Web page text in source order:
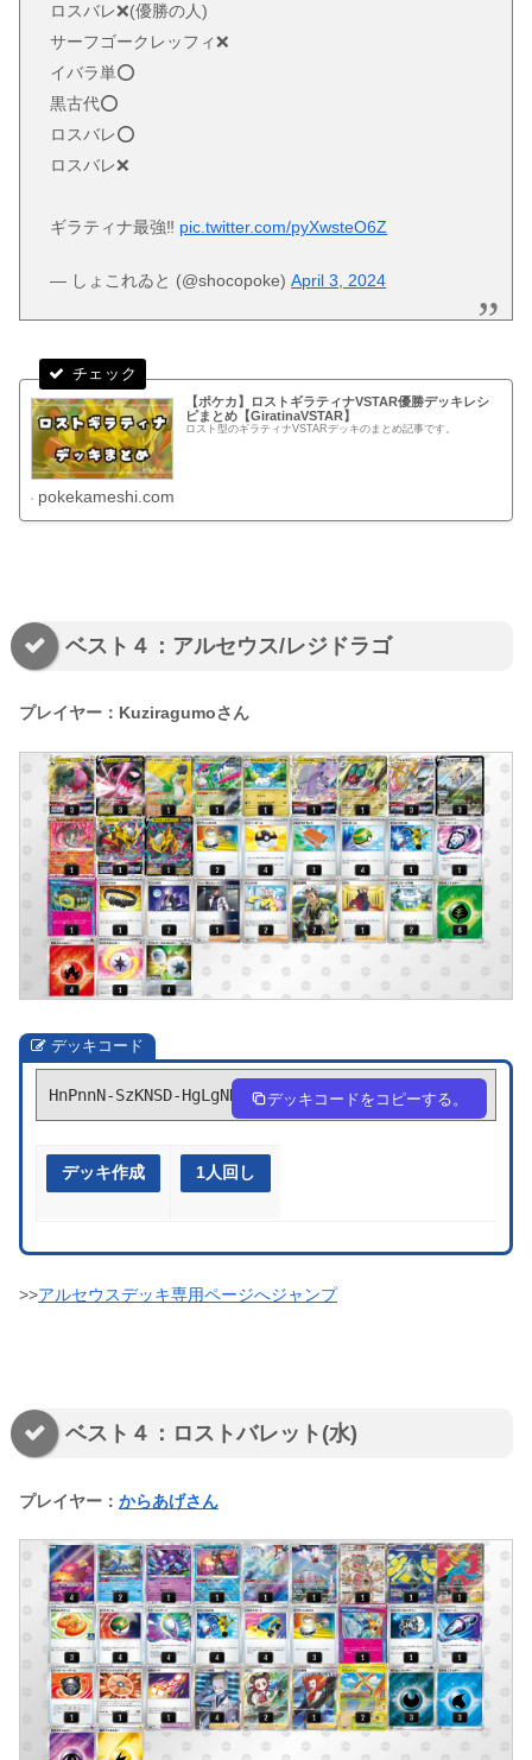
ロスバレ❌(優勝の人)
サーフゴークレッフィ❌
イバラ単⭕️
黒古代⭕️
ロスバレ⭕️
ロスバレ❌
ギラティナ最強‼️ pic.twitter.com/pyXwsteO6Z
— しょこれゐと (@shocopoke)April 3, 2024
【ポケカ】ロストギラティナVSTAR優勝デッキレシ
ピまとめ【GiratinaVSTAR】
ロスト型のギラティナVSTARデッキのまとめ記事です。
pokekameshi.com
ベスト４：アルセウス/レジドラゴ
プレイヤー：Kuziragumoさん
デッキコード
HnPnnN-SzKNSD-HgLgNN デッキコードをコピーする。
デッキ作成 1人回し
>>アルセウスデッキ専用ページへジャンプ
ベスト４：ロストバレット(水)
プレイヤー： からあげさん